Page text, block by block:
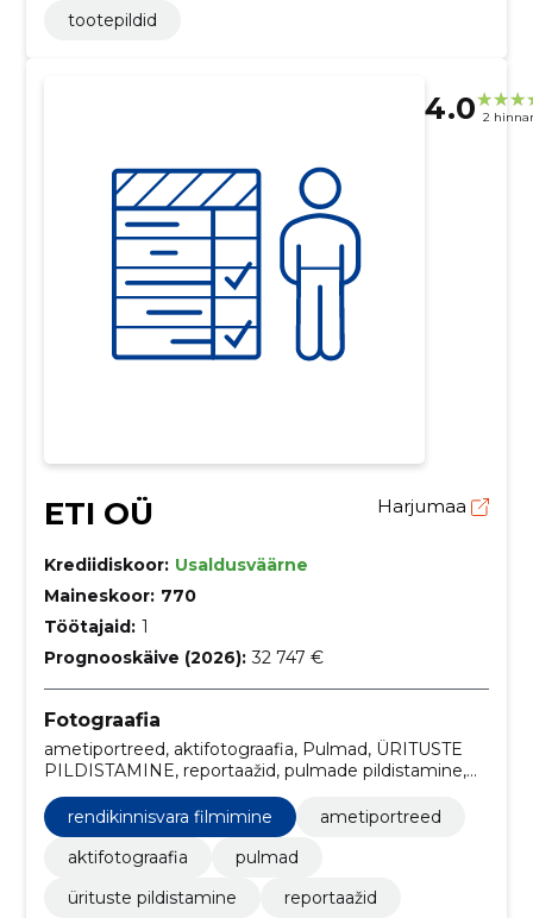
tootepildid
4.0 2
ETI OÜ Harjumaa
Krediidiskoor: Usaldusväärne
Maineskoor: 770
Töötajaid: 1
Prognooskäive (2026): 32 747 €
Fotograafia
ametiportreed, aktifotograafia, Pulmad, ÜRITUSTE
PILDISTAMINE, reportaažid, pulmade pildistamine,
dokumentaalvõtted
rendikinnisvara filmimine
ametiportreed
aktifotograafia
pulmad
ürituste pildistamine
reportaažid